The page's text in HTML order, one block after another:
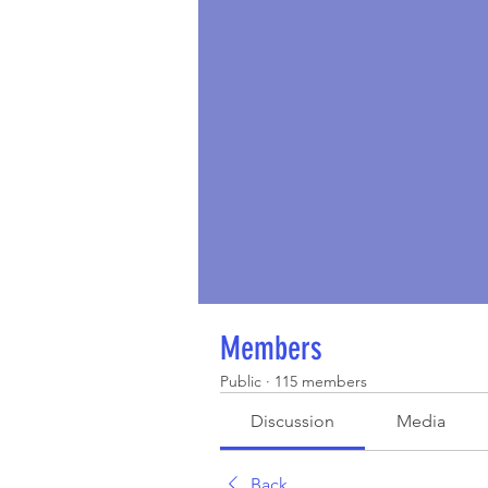
Members
Public · 115 members
Discussion Media